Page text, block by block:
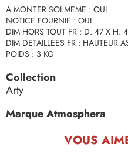
A MONTER SOI MEME : OUI
NOTICE FOURNIE : OUI
DIM HORS TOUT FR : D. 47 X H.
DIM DETAILLEES FR : HAUTEUR
POIDS : 3 KG
Collection
Arty
Marque Atmosphera
VOUS